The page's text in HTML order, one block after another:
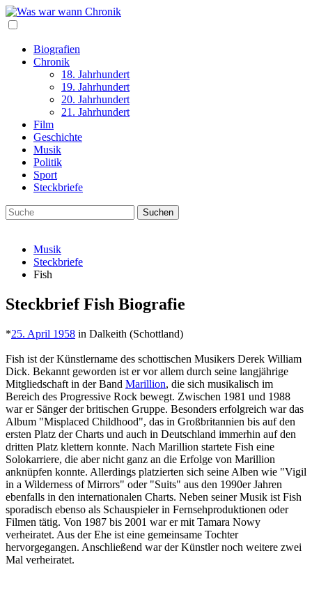
Biografien
Chronik
18. Jahrhundert
19. Jahrhundert
20. Jahrhundert
21. Jahrhundert
Film
Geschichte
Musik
Politik
Sport
Steckbriefe
Musik
Steckbriefe
Fish
Steckbrief Fish Biografie
*25. April 1958 in Dalkeith (Schottland)
Fish ist der Künstlername des schottischen Musikers Derek William
Dick. Bekannt geworden ist er vor allem durch seine langjährige
Mitgliedschaft in der Band Marillion, die sich musikalisch im
Bereich des Progressive Rock bewegt. Zwischen 1981 und 1988
war er Sänger der britischen Gruppe. Besonders erfolgreich war das
Album "Misplaced Childhood", das in Großbritannien bis auf den
ersten Platz der Charts und auch in Deutschland immerhin auf den
dritten Platz klettern konnte. Nach Marillion startete Fish eine
Solokarriere, die aber nicht ganz an die Erfolge von Marillion
anknüpfen konnte. Allerdings platzierten sich seine Alben wie "Vigil
in a Wilderness of Mirrors" oder "Suits" aus den 1990er Jahren
ebenfalls in den internationalen Charts. Neben seiner Musik ist Fish
sporadisch ebenso als Schauspieler in Fernsehproduktionen oder
Filmen tätig. Von 1987 bis 2001 war er mit Tamara Nowy
verheiratet. Aus der Ehe ist eine gemeinsame Tochter
hervorgegangen. Anschließend war der Künstler noch weitere zwei
Mal verheiratet.